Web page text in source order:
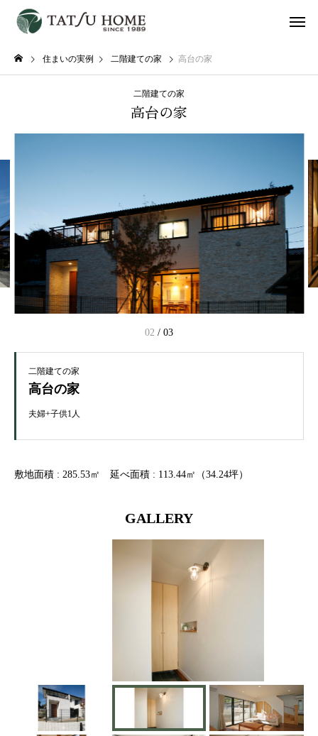
住まいの実例 二階建ての家 高台の家
二階建ての家
高台の家
02 / 03
二階建ての家
高台の家
夫婦+子供1人
敷地面積 : 285.53㎡ 延べ面積 : 113.44㎡（34.24坪）
GALLERY